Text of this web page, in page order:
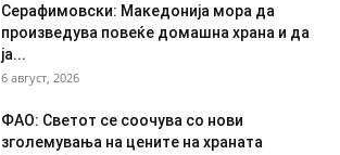
Серафимовски: Македонија мора да
произведува повеќе домашна храна и да
ја...
6 август, 2026
ФАО: Светот се соочува со нови
зголемувања на цените на храната